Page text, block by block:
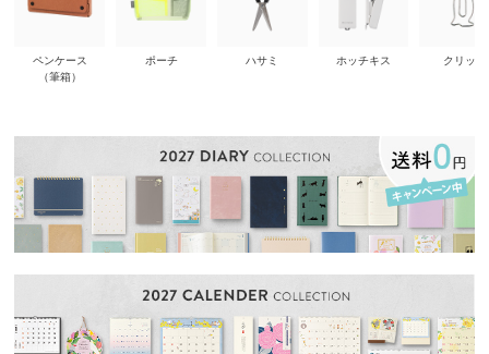
ペンケース
（筆箱）
ポーチ ハサミ ホッチキス クリップ